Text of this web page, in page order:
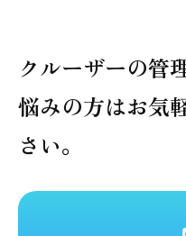
クルーザーの管
悩みの方はお気
さい。